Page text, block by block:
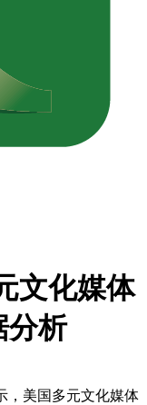
文化媒体
分析
，美国多元文化媒体